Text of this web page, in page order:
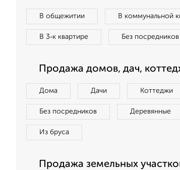
В общежитии В коммунальной
В 3‑к квартире Без посредников
Продажа домов, дач,
Дома Дачи Коттеджи
Без посредников Деревянные
Из бруса
Продажа земельных